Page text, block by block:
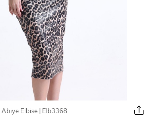
Mont & Kaban Yağmurluk
Elbise | Elb3368